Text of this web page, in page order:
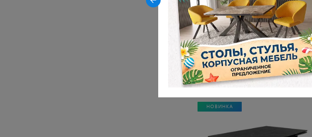
белый/черный (2 уп.)
39 990 руб.
НОВИНКА